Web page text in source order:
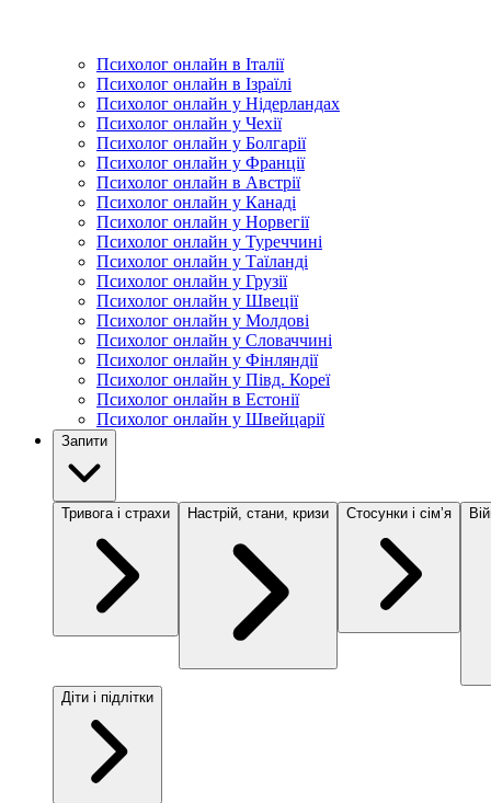
Психолог онлайн в Італії
Психолог онлайн в Ізраїлі
Психолог онлайн у Нідерландах
Психолог онлайн у Чехії
Психолог онлайн у Болгарії
Психолог онлайн у Франції
Психолог онлайн в Австрії
Психолог онлайн у Канаді
Психолог онлайн у Норвегії
Психолог онлайн у Туреччині
Психолог онлайн у Таїланді
Психолог онлайн у Грузії
Психолог онлайн у Швеції
Психолог онлайн у Молдові
Психолог онлайн у Словаччині
Психолог онлайн у Фінляндії
Психолог онлайн у Півд. Кореї
Психолог онлайн в Естонії
Психолог онлайн у Швейцарії
Запити
Тривога і страхи Настрій, стани, кризи Стосунки і сімʼя
Діти і підлітки